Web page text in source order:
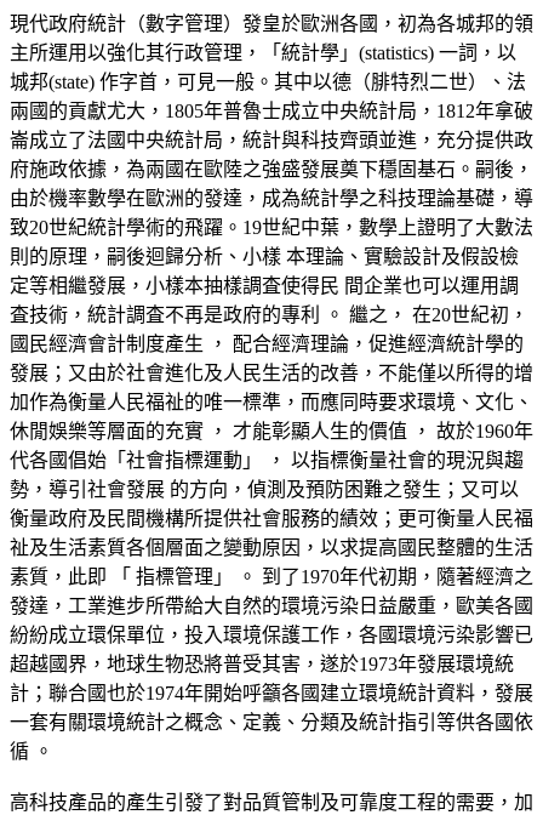
現代政府統計（數字管理）發皇於歐洲各國，初為各城邦的領
主所運用以強化其行政管理，「統計學」(statistics) 一詞，以
城邦(state) 作字首，可見一般。其中以德（腓特烈二世）、法
兩國的貢獻尤大，1805年普魯士成立中央統計局，1812年拿破
崙成立了法國中央統計局，統計與科技齊頭並進，充分提供政
府施政依據，為兩國在歐陸之強盛發展奠下穩固基石。嗣後，
由於機率數學在歐洲的發達，成為統計學之科技理論基礎，導
致20世紀統計學術的飛躍。19世紀中葉，數學上證明了大數法
則的原理，嗣後迴歸分析、小樣 本理論、實驗設計及假設檢
定等相繼發展，小樣本抽樣調査使得民 間企業也可以運用調
査技術，統計調査不再是政府的專利 。 繼之， 在20世紀初，
國民經濟會計制度產生 ， 配合經濟理論，促進經濟統計學的
發展；又由於社會進化及人民生活的改善，不能僅以所得的增
加作為衡量人民福祉的唯一標準，而應同時要求環境、文化、
休閒娛樂等層面的充實 ， 才能彰顯人生的價值 ， 故於1960年
代各國倡始「社會指標運動」 ， 以指標衡量社會的現況與趨
勢，導引社會發展 的方向，偵測及預防困難之發生；又可以
衡量政府及民間機構所提供社會服務的績效；更可衡量人民福
祉及生活素質各個層面之變動原因，以求提高國民整體的生活
素質，此即 「 指標管理」 。 到了1970年代初期，隨著經濟之
發達，工業進步所帶給大自然的環境污染日益嚴重，歐美各國
紛紛成立環保單位，投入環境保護工作，各國環境污染影響已
超越國界，地球生物恐將普受其害，遂於1973年發展環境統
計；聯合國也於1974年開始呼籲各國建立環境統計資料，發展
一套有關環境統計之概念、定義、分類及統計指引等供各國依
循 。
高科技產品的產生引發了對品質管制及可靠度工程的需要，加